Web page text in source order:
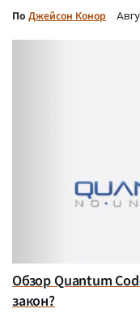
По Джейсон Конор
Обзор Quantum
закон?